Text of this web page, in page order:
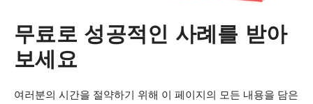
무료로 성공적인 사례를 받아
보세요
여러분의 시간을 절약하기 위해 이 페이지의 모든 내용을 담은